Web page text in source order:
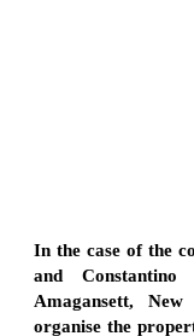
In the case of the
and
Amagansett,
organise the